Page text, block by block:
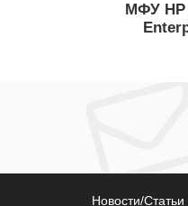
МФУ HP
Новости/Статьи